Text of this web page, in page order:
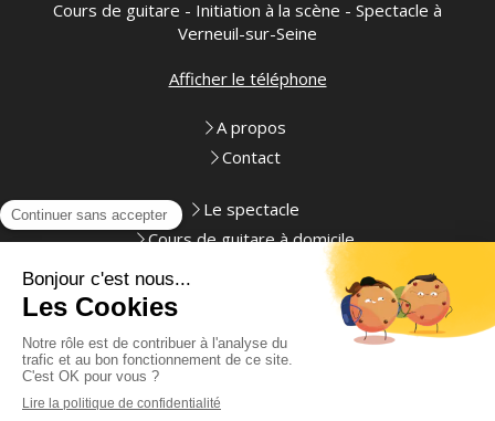
Cours de guitare - Initiation à la scène - Spectacle à
Verneuil-sur-Seine
Afficher le téléphone
A propos
Contact
Le spectacle
Cours de guitare à domicile
Mentions légales